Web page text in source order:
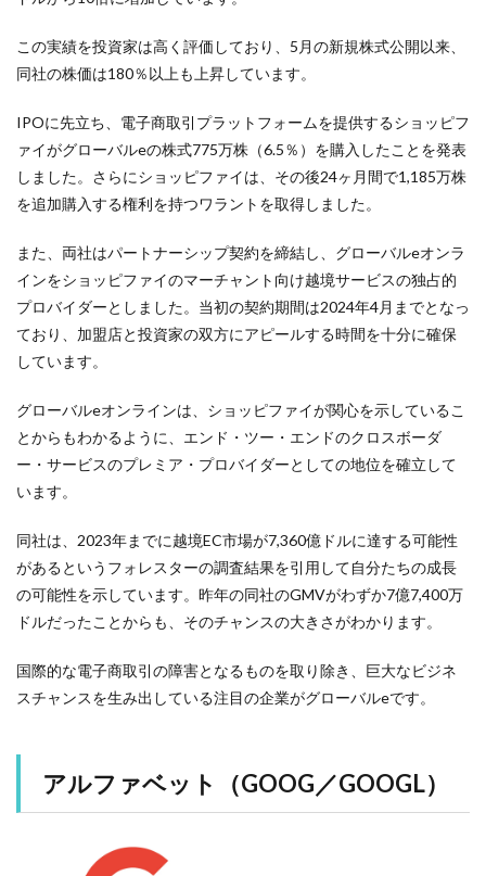
この実績を投資家は高く評価しており、5月の新規株式公開以来、
同社の株価は180％以上も上昇しています。
IPOに先立ち、電子商取引プラットフォームを提供するショッピフ
ァイがグローバルeの株式775万株（6.5％）を購入したことを発表
しました。さらにショッピファイは、その後24ヶ月間で1,185万株
を追加購入する権利を持つワラントを取得しました。
また、両社はパートナーシップ契約を締結し、グローバルeオンラ
インをショッピファイのマーチャント向け越境サービスの独占的
プロバイダーとしました。当初の契約期間は2024年4月までとなっ
ており、加盟店と投資家の双方にアピールする時間を十分に確保
しています。
グローバルeオンラインは、ショッピファイが関心を示しているこ
とからもわかるように、エンド・ツー・エンドのクロスボーダ
ー・サービスのプレミア・プロバイダーとしての地位を確立して
います。
同社は、2023年までに越境EC市場が7,360億ドルに達する可能性
があるというフォレスターの調査結果を引用して自分たちの成長
の可能性を示しています。昨年の同社のGMVがわずか7億7,400万
ドルだったことからも、そのチャンスの大きさがわかります。
国際的な電子商取引の障害となるものを取り除き、巨大なビジネ
スチャンスを生み出している注目の企業がグローバルeです。
アルファベット（GOOG／GOOGL）